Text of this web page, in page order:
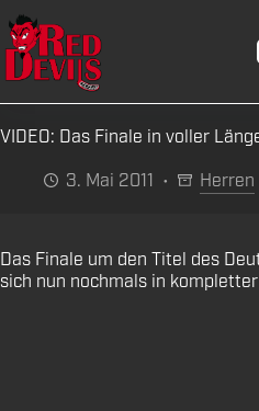
Zum
Inhalt
springen
VIDEO: Das Finale in voller
3. Mai 2011
Herren
Das Finale um den Titel des
sich nun nochmals in